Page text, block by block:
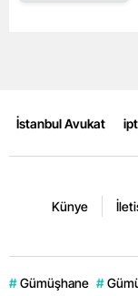
İstanbul Avukat
Künye
# Gümüşhane #